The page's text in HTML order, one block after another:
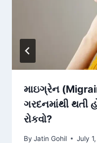
માઇગ્રેન
ગરદનમાંથી થતી
રોકવો?
By Jatin Gohil July